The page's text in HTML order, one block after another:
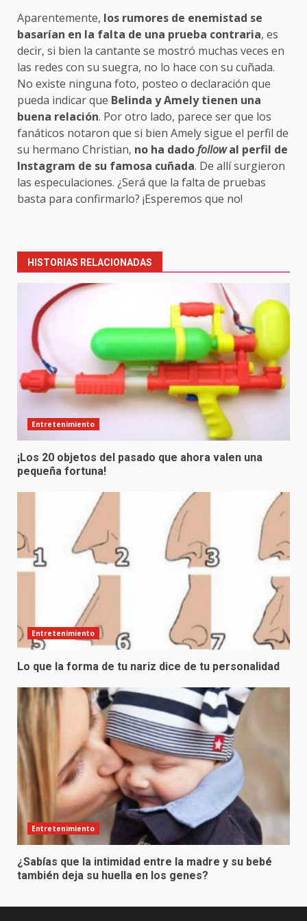
Aparentemente, los rumores de enemistad se
basarían en la falta de una prueba contraria, es
decir, si bien la cantante se mostró muchas veces en
las redes con su suegra, no lo hace con su cuñada.
No existe ninguna foto, posteo o declaración que
pueda indicar que Belinda y Amely tienen una
buena relación. Por otro lado, parece ser que los
fanáticos notaron que si bien Amely sigue el perfil de
su hermano Christian, no ha dadofollowal perfil de
Instagram de su famosa cuñada. De allí surgieron
las especulaciones. ¿Será que la falta de pruebas
basta para confirmarlo? ¡Esperemos que no!
navigation
HISTORIAS RELACIONADAS
Entretenimiento
¡Los 20 objetos del pasado que ahora valen una
pequeña fortuna!
Entretenimiento
Lo que la forma de tu nariz dice de tu personalidad
Entretenimiento
¿Sabías que la intimidad entre la madre y su bebé
también deja su huella en los genes?